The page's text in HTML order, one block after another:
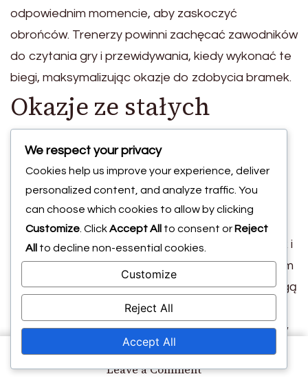
Leave a Commenton
odpowiednim momencie, aby zaskoczyć
obrońców. Trenerzy powinni zachęcać zawodników
do czytania gry i przewidywania, kiedy wykonać te
biegi, maksymalizując okazje do zdobycia bramek.
Okazje ze stałych
fragmentów gry z
formacji
Formacja 4-2-3-1 może być korzystna podczas
stałych fragmentów gry, zarówno ofensywnie, jak i
defensywnie. Dzięki silnej obecności w polu karnym
ze strony zawodników ofensywnych, drużyny mogą
tworzyć okazje do zdobycia bramek z rzutów
rożnych i rzutów wolnych. Ustawienie zawodników
jest kluczowe; posiadanie wysokich i zwrotnych
graczy wodpowiednich miejscach zwiększa
We respect your privacy
Cookies help us improve your experience, deliver
personalized content, and analyze traffic. You
can choose which cookies to allow by clicking
Customize . ClickAccept All to consent or Reject
All
to decline non-essential cookies.
Customize
Reject All
Accept All